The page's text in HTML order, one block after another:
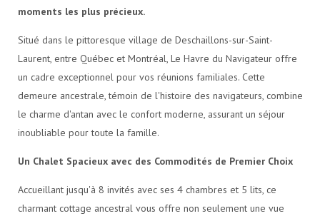
moments les plus précieux.
Situé dans le pittoresque village de Deschaillons-sur-Saint-
Laurent, entre Québec et Montréal, Le Havre du Navigateur offre
un cadre exceptionnel pour vos réunions familiales. Cette
demeure ancestrale, témoin de l'histoire des navigateurs, combine
le charme d'antan avec le confort moderne, assurant un séjour
inoubliable pour toute la famille.
Un Chalet Spacieux avec des Commodités de Premier Choix
Accueillant jusqu'à 8 invités avec ses 4 chambres et 5 lits, ce
charmant cottage ancestral vous offre non seulement une vue